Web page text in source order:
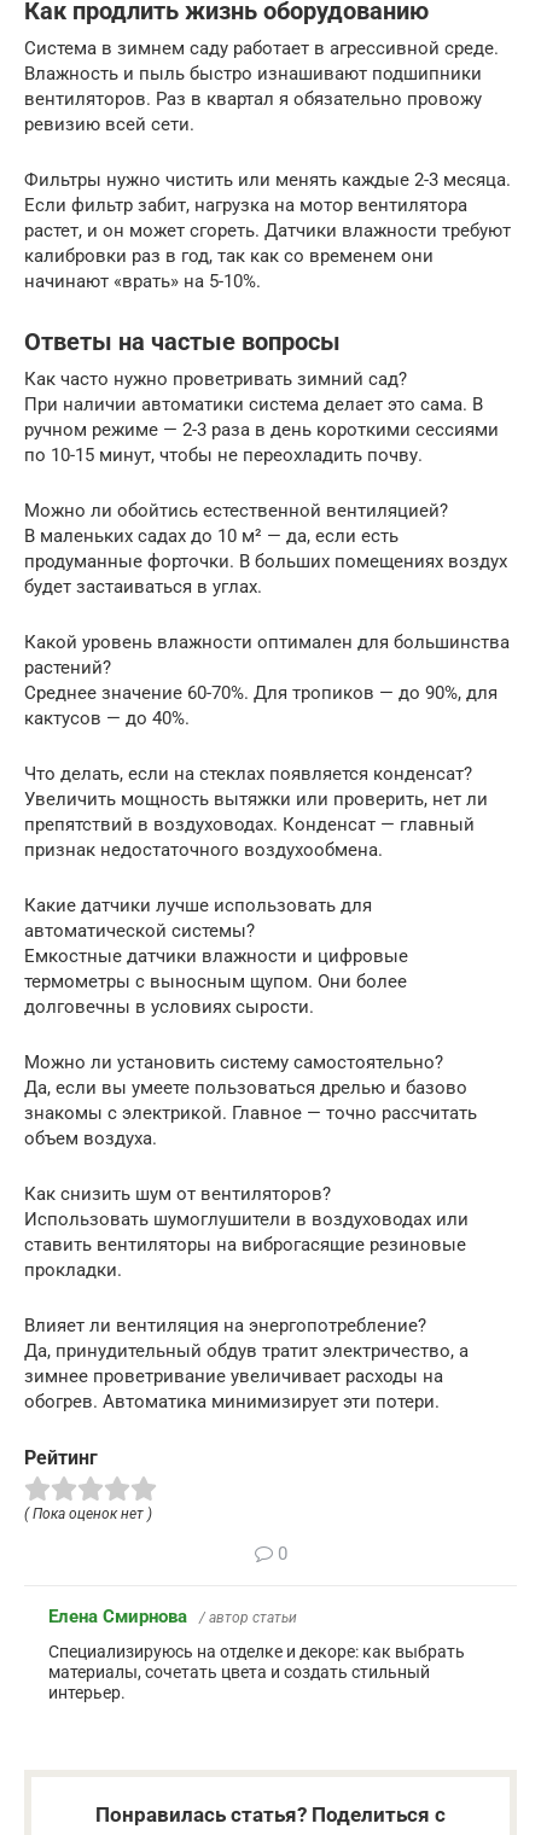
Как продлить жизнь оборудованию
Система в зимнем саду работает в агрессивной среде.
Влажность и пыль быстро изнашивают подшипники
вентиляторов. Раз в квартал я обязательно провожу
ревизию всей сети.
Фильтры нужно чистить или менять каждые 2-3 месяца.
Если фильтр забит, нагрузка на мотор вентилятора
растет, и он может сгореть. Датчики влажности требуют
калибровки раз в год, так как со временем они
начинают «врать» на 5-10%.
Ответы на частые вопросы
Как часто нужно проветривать зимний сад?
При наличии автоматики система делает это сама. В
ручном режиме — 2-3 раза в день короткими сессиями
по 10-15 минут, чтобы не переохладить почву.
Можно ли обойтись естественной вентиляцией?
В маленьких садах до 10 м² — да, если есть
продуманные форточки. В больших помещениях воздух
будет застаиваться в углах.
Какой уровень влажности оптимален для большинства
растений?
Среднее значение 60-70%. Для тропиков — до 90%, для
кактусов — до 40%.
Что делать, если на стеклах появляется конденсат?
Увеличить мощность вытяжки или проверить, нет ли
препятствий в воздуховодах. Конденсат — главный
признак недостаточного воздухообмена.
Какие датчики лучше использовать для
автоматической системы?
Емкостные датчики влажности и цифровые
термометры с выносным щупом. Они более
долговечны в условиях сырости.
Можно ли установить систему самостоятельно?
Да, если вы умеете пользоваться дрелью и базово
знакомы с электрикой. Главное — точно рассчитать
объем воздуха.
Как снизить шум от вентиляторов?
Использовать шумоглушители в воздуховодах или
ставить вентиляторы на виброгасящие резиновые
прокладки.
Влияет ли вентиляция на энергопотребление?
Да, принудительный обдув тратит электричество, а
зимнее проветривание увеличивает расходы на
обогрев. Автоматика минимизирует эти потери.
Рейтинг
( Пока оценок нет )
0
Елена Смирнова / автор статьи
Специализируюсь на отделке и декоре: как выбрать
материалы, сочетать цвета и создать стильный
интерьер.
Понравилась статья? Поделиться с